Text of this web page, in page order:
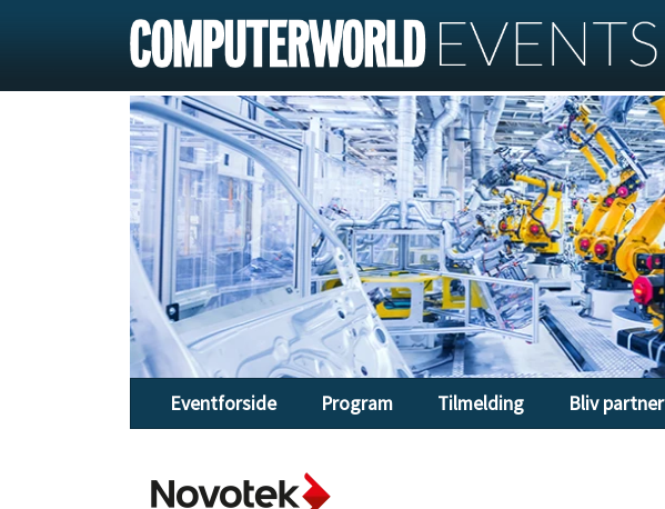
Eventforside Program Tilmelding Bliv partner